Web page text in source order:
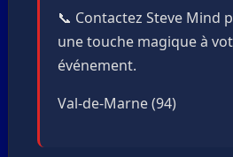
📞 Contactez Steve Mind
une touche magique à
événement.
Val-de-Marne (94)